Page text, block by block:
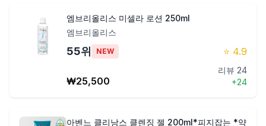
엠브리올리스 미셀라 로션 250ml
엠브리올리스
55위 NEW ⭐ 4.9
₩25,500
리뷰 24
+24
아벤느 클리낭스 클렌징 젤 200ml*피지잡는 *약